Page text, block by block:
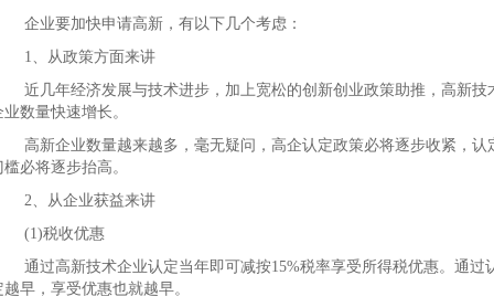
企业要加快申请高新，有以下几个考虑：
1、从政策方面来讲
近几年经济发展与技术进步，加上宽松的创新创业政策助推，高新技
业数量快速增长。
高新企业数量越来越多，毫无疑问，高企认定政策必将逐步收紧，认
槛必将逐步抬高。
2、从企业获益来讲
(1)税收优惠
通过高新技术企业认定当年即可减按15%税率享受所得税优惠。通过
越早，享受优惠也就越早。